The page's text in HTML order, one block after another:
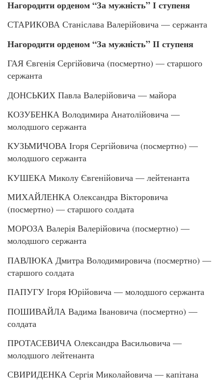
Нагородити орденом “За мужність” І ступеня
СТАРИКОВА Станіслава Валерійовича — сержанта
Нагородити орденом “За мужність” ІІ ступеня
ГАЯ Євгенія Сергійовича (посмертно) — старшого
сержанта
ДОНСЬКИХ Павла Валерійовича — майора
КОЗУБЕНКА Володимира Анатолійовича —
молодшого сержанта
КУЗЬМИЧОВА Ігоря Сергійовича (посмертно) —
молодшого сержанта
КУШЕКА Миколу Євгенійовича — лейтенанта
МИХАЙЛЕНКА Олександра Вікторовича
(посмертно) — старшого солдата
МОРОЗА Валерія Валерійовича (посмертно) —
молодшого сержанта
ПАВЛЮКА Дмитра Володимировича (посмертно) —
старшого солдата
ПАПУГУ Ігоря Юрійовича — молодшого сержанта
ПОШИВАЙЛА Вадима Івановича (посмертно) —
солдата
ПРОТАСЕВИЧА Олександра Васильовича —
молодшого лейтенанта
СВИРИДЕНКА Сергія Миколайовича — капітана